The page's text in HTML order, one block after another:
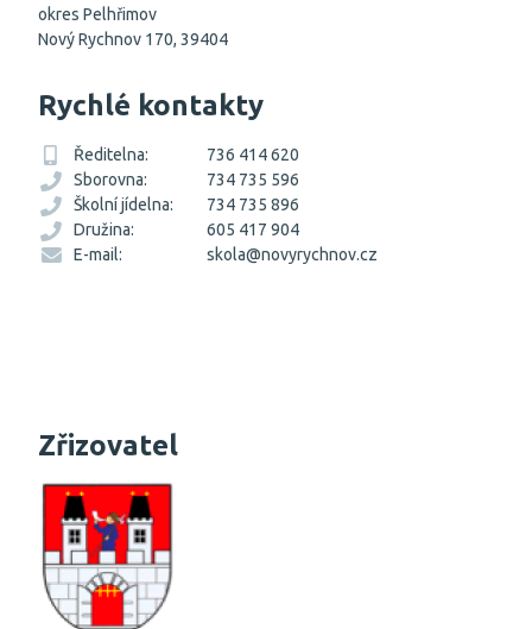
okres Pelhřimov
Nový Rychnov 170, 39404
Rychlé kontakty
Ředitelna:
736 414 620
Sborovna:
734 735 596
Školní jídelna:
734 735 896
Družina:
605 417 904
E-mail:
skola@novyrychnov.cz
Zřizovatel